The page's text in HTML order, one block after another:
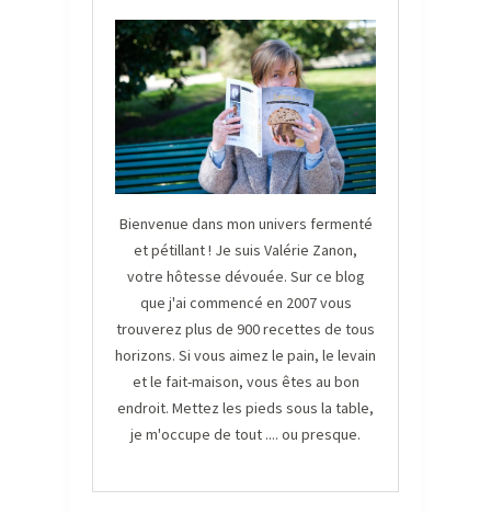
Bienvenue dans mon univers fermenté
et pétillant ! Je suis Valérie Zanon,
votre hôtesse dévouée. Sur ce blog
que j'ai commencé en 2007 vous
trouverez plus de 900 recettes de tous
horizons. Si vous aimez le pain, le levain
et le fait-maison, vous êtes au bon
endroit. Mettez les pieds sous la table,
je m'occupe de tout .... ou presque.